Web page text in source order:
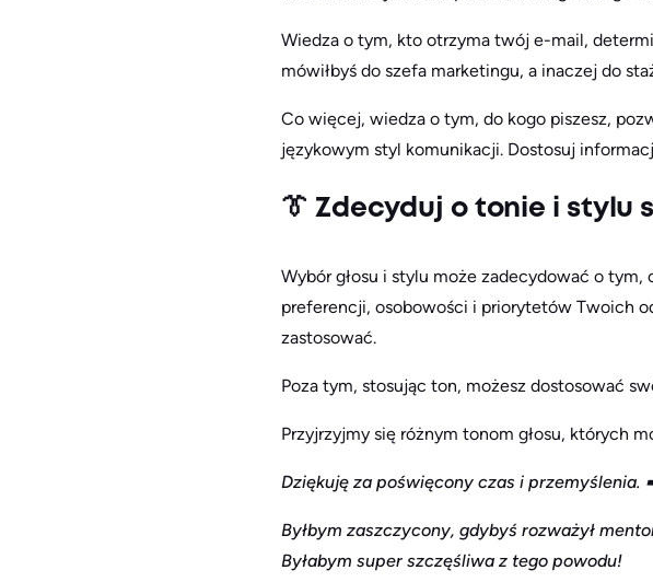
Wiedza o tym, kto otrzyma twój e-mail,
mówiłbyś do szefa marketingu, a inaczej do
Co więcej, wiedza o tym, do kogo piszesz,
językowym styl komunikacji. Dostosuj
👔 Zdecyduj o tonie i stylu
Wybór głosu i stylu może zadecydować o
preferencji, osobowości i priorytetów Twoich
zastosować.
Poza tym, stosując ton, możesz dostosować
Przyjrzyjmy się różnym tonom głosu, których
Dziękuję za poświęcony czas i
Byłbym zaszczycony, gdybyś rozważył
Byłabym super szczęśliwa z tego powodu!